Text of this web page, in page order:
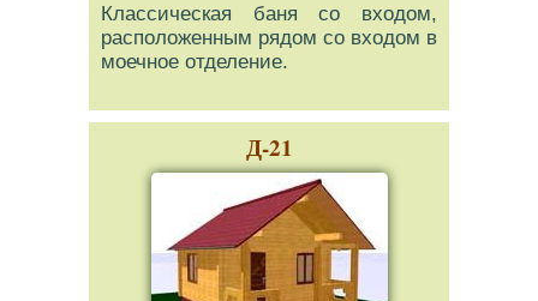
Классическая баня со входом,
расположенным рядом со входом в
моечное отделение.
Д-21